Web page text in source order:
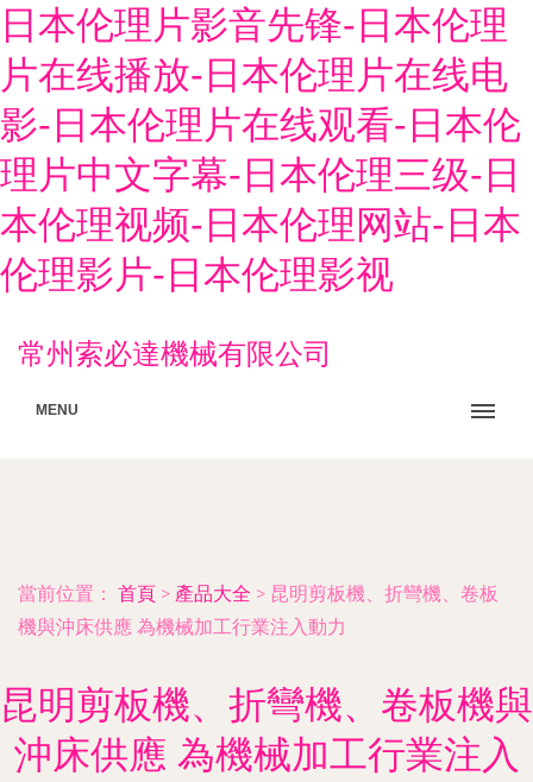
日本伦理片影音先锋-日本伦理
片在线播放-日本伦理片在线电
影-日本伦理片在线观看-日本伦
理片中文字幕-日本伦理三级-日
本伦理视频-日本伦理网站-日本
伦理影片-日本伦理影视
常州索必達機械有限公司
MENU
當前位置： 首頁 > 產品大全 > 昆明剪板機、折彎機、卷板
機與沖床供應 為機械加工行業注入動力
昆明剪板機、折彎機、卷板機與
沖床供應 為機械加工行業注入